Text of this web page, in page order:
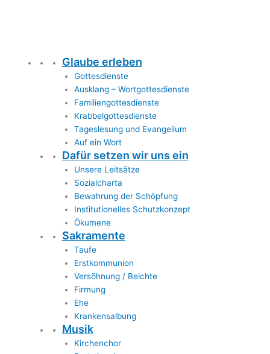
Glaube erleben
Gottesdienste
Ausklang – Wortgottesdienste
Familiengottesdienste
Krabbelgottesdienste
Tageslesung und Evangelium
Auf ein Wort
Dafür setzen wir uns ein
Unsere Leitsätze
Sozialcharta
Bewahrung der Schöpfung
Institutionelles Schutzkonzept
Ökumene
Sakramente
Taufe
Erstkommunion
Versöhnung / Beichte
Firmung
Ehe
Krankensalbung
Musik
Kirchenchor